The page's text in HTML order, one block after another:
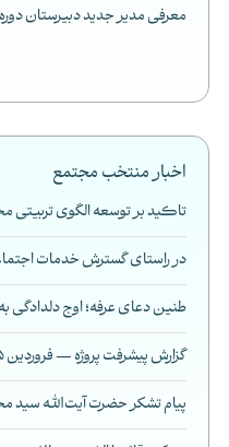
معرفی مدیر جدید دبیرستان
اخبار منتخب مجتمع
تاکید بر توسعه الگوی
در راستای گسترش خدمات
طنین دعای عرفه؛ اوج دلدادگی به
گزارش پیشرفت پروژه — فروردین 1405
پیام تشکر حضرت آیت‌الله